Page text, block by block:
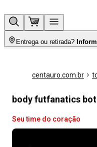
Entrega ou retirada?
centauro.com.br
body futfanatics
Seu time do coração